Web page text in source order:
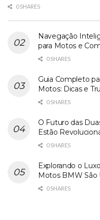
0 SHARES
Navegação
para Motos e
0 SHARES
Guia Completo
Motos: Dicas e
0 SHARES
O Futuro das
Estão
0 SHARES
Explorando o
Motos BMW São
0 SHARES